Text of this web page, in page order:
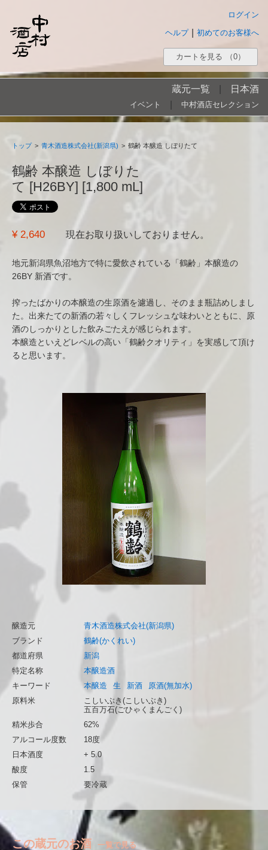
ログイン
初めてのお客様へ
ヘルプ
カートを見る （0）
蔵元一覧 日本酒
イベント 中村酒店セレクション
トップ > 青木酒造株式会社(新潟県) > 鶴齢 本醸造 しぼりたて
鶴齢 本醸造 しぼりた
て [H26BY] [1,800 mL]
¥ 2,640 現在お取り扱いしておりません。
地元新潟県魚沼地方で特に愛飲されている「鶴齢」本醸造の
26BY 新酒です。
搾ったばかりの本醸造の生原酒を濾過し、そのまま瓶詰めしまし
た。出来たての新酒の若々しくフレッシュな味わいとともに、原
酒のしっかりとした飲みごたえが感じられます。
本醸造といえどレベルの高い「鶴齢クオリティ」を実感して頂け
ると思います。
醸造元
青木酒造株式会社(新潟県)
ブランド
鶴齢(かくれい)
都道府県
新潟
特定名称
本醸造酒
キーワード
本醸造 生 新酒
原酒(無加水)
原料米
こしいぶき(こしいぶき)
五百万石(ごひゃくまんごく)
精米歩合
62%
アルコール度数
18度
日本酒度
+ 5.0
酸度
1.5
保管
要冷蔵
この蔵元のお酒 一覧で見る